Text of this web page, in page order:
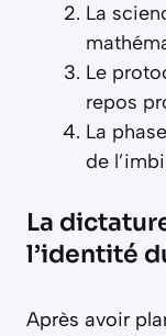
La
Le
repos
La
de
La
l’identité
Après avoir